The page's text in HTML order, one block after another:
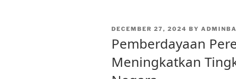
POSTED
DECEMBER 27, 2024 BY
Pemberdayaan
Meningkatkan